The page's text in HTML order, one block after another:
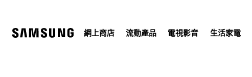
網上商店 流動產品 電視影音 生活家電